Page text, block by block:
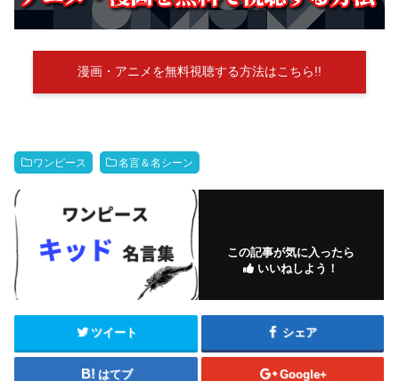
漫画・アニメを無料視聴する方法はこちら!!
ワンピース 名言＆名シーン
この記事が気に入ったら
いいねしよう！
ツイート シェア
はてブ Google+